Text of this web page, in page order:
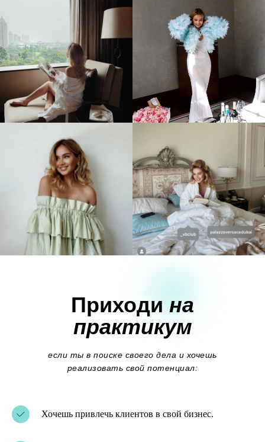
Приходи на
практикум
если ты в поиске своего дела и хочешь
реализовать свой потенциал:
Хочешь привлечь клиентов в свой бизнес.